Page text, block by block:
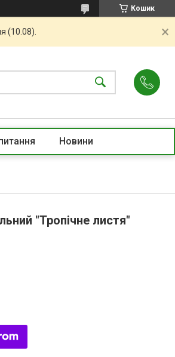
Кошик
(10.08).
Новини
"Тропічне листя"